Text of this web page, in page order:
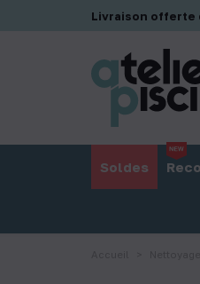
Livraison offerte
Soldes